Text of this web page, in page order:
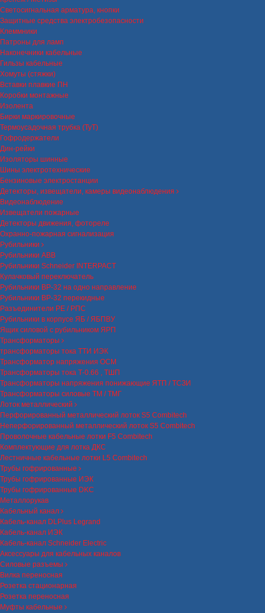
Светосигнальная арматура, кнопки
Защитные средства электробезопасности
Клеммники
Патроны для ламп
Наконечники кабельные
Гильзы кабельные
Хомуты (стяжки)
Вставки плавкие ПН
Коробки монтажные
Изолента
Бирки маркировочные
Термоусадочная трубка (ТуТ)
Гофродержатели
Дин-рейки
Изоляторы шинные
Шины электротехнические
Бензиновые электростанции
Детекторы, извещатели, камеры видеонаблюдения
Видеонаблюдение
Извещатели пожарные
Детекторы движения, фотореле
Охранно-пожарная сигнализация
Рубильники
Рубильники ABB
Рубильники Schneider INTERPACT
Кулачковый переключатель
Рубильники ВР-32 на одно направление
Рубильники ВР-32 перекидные
Разъединители РЕ / РПС
Рубильники в корпусе ЯБ / ЯБПВУ
Ящик силовой с рубильником ЯРП
Трансформаторы
трансформаторы тока ТТИ ИЭК
Трансформатор напряжения ОСМ
Трансформаторы тока Т-0.66 , ТШП
Трансформаторы напряжения понижающие ЯТП / ТСЗИ
Трансформаторы силовые ТМ / ТМГ
Лоток металлический
Перфорированный металлический лоток S5 Combitech
Неперфорированный металлический лоток S5 Combitech
Проволочные кабельные лотки F5 Combitech
Комплектующие для лотка ДКС
Лестничные кабельные лотки L5 Combitech
Трубы гофрированные
Трубы гофрированные ИЭК
Трубы гофрированные DKC
Металлорукав
Кабельный канал
Кабель-канал DLPlus Legrand
Кабель-канал ИЭК
Кабель-канал Schneider Electric
Аксессуары для кабельных каналов
Силовые разъемы
Вилка переносная
Розетка стационарная
Розетка переносная
Муфты кабельные